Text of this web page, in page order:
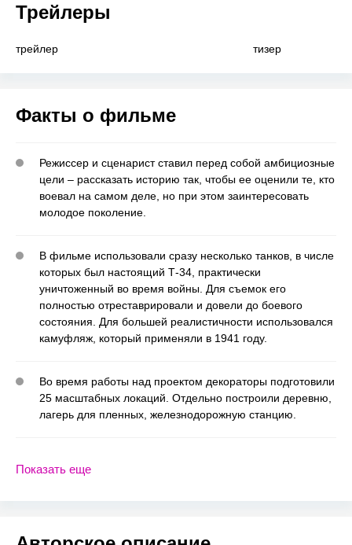
Трейлеры
трейлер тизер
Факты о фильме
Режиссер и сценарист ставил перед собой амбициозные
цели – рассказать историю так, чтобы ее оценили те, кто
воевал на самом деле, но при этом заинтересовать
молодое поколение.
В фильме использовали сразу несколько танков, в числе
которых был настоящий Т-34, практически
уничтоженный во время войны. Для съемок его
полностью отреставрировали и довели до боевого
состояния. Для большей реалистичности использовался
камуфляж, который применяли в 1941 году.
Во время работы над проектом декораторы подготовили
25 масштабных локаций. Отдельно построили деревню,
лагерь для пленных, железнодорожную станцию.
Показать еще